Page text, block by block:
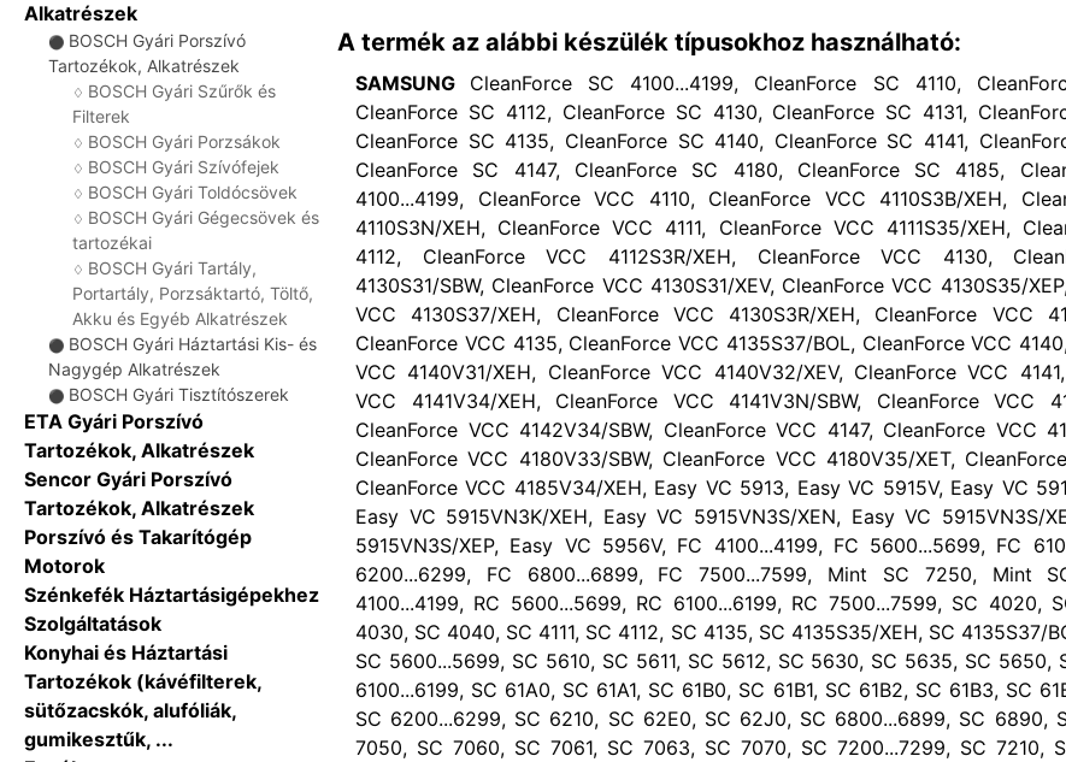
Alkatrészek
⚫ BOSCH Gyári Porszívó
Tartozékok, Alkatrészek
♢ BOSCH Gyári Szűrők és
Filterek
♢ BOSCH Gyári Porzsákok
♢ BOSCH Gyári Szívófejek
♢ BOSCH Gyári Toldócsövek
♢ BOSCH Gyári Gégecsövek és
tartozékai
♢ BOSCH Gyári Tartály,
Portartály, Porzsáktartó, Töltő,
Akku és Egyéb Alkatrészek
⚫ BOSCH Gyári Háztartási Kis- és
Nagygép Alkatrészek
⚫ BOSCH Gyári Tisztítószerek
ETA Gyári Porszívó
Tartozékok, Alkatrészek
Sencor Gyári Porszívó
Tartozékok, Alkatrészek
Porszívó és Takarítógép
Motorok
Szénkefék Háztartásigépekhez
Szolgáltatások
Konyhai és Háztartási
Tartozékok (kávéfilterek,
sütőzacskók, alufóliák,
gumikesztűk, ...
A termék az alábbi készülék típusokhoz használható:
SAMSUNG CleanForce SC 4100...4199, CleanForce SC 4110,
CleanForce SC 4112, CleanForce SC 4130, CleanForce SC 4131,
CleanForce SC 4135, CleanForce SC 4140, CleanForce SC 4141,
CleanForce SC 4147, CleanForce SC 4180, CleanForce SC 4185,
4100...4199, CleanForce VCC 4110, CleanForce VCC 4110S3B/XEH,
4110S3N/XEH, CleanForce VCC 4111, CleanForce VCC 4111S35/XEH,
4112, CleanForce VCC 4112S3R/XEH, CleanForce VCC 4130,
4130S31/SBW, CleanForce VCC 4130S31/XEV, CleanForce VCC 4130S35/
VCC 4130S37/XEH, CleanForce VCC 4130S3R/XEH, CleanForce VCC
CleanForce VCC 4135, CleanForce VCC 4135S37/BOL, CleanForce VCC
VCC 4140V31/XEH, CleanForce VCC 4140V32/XEV, CleanForce VCC
VCC 4141V34/XEH, CleanForce VCC 4141V3N/SBW, CleanForce VCC
CleanForce VCC 4142V34/SBW, CleanForce VCC 4147, CleanForce VCC
CleanForce VCC 4180V33/SBW, CleanForce VCC 4180V35/XET,
CleanForce VCC 4185V34/XEH, Easy VC 5913, Easy VC 5915V, Easy VC
Easy VC 5915VN3K/XEH, Easy VC 5915VN3S/XEN, Easy VC 5915VN3S/
5915VN3S/XEP, Easy VC 5956V, FC 4100...4199, FC 5600...5699, FC
6200...6299, FC 6800...6899, FC 7500...7599, Mint SC 7250, Mint
4100...4199, RC 5600...5699, RC 6100...6199, RC 7500...7599, SC 4020,
4030, SC 4040, SC 4111, SC 4112, SC 4135, SC 4135S35/XEH, SC 4135S37/
SC 5600...5699, SC 5610, SC 5611, SC 5612, SC 5630, SC 5635, SC 5650,
6100...6199, SC 61A0, SC 61A1, SC 61B0, SC 61B1, SC 61B2, SC 61B3, SC
SC 6200...6299, SC 6210, SC 62E0, SC 62J0, SC 6800...6899, SC 6890,
7050, SC 7060, SC 7061, SC 7063, SC 7070, SC 7200...7299, SC 7210,